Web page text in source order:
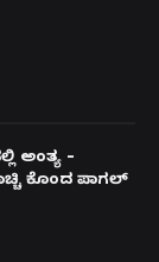
ಅಂತ್ಯ –
ಕೊಂದ ಪಾಗಲ್